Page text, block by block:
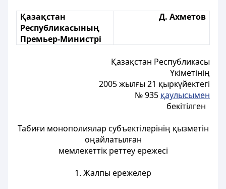
Қазақстан
Республикасының
Премьер-Министрі
Д. Ахметов
Қазақстан Республикасы
Үкiметінің
2005 жылғы 21 қыркүйектегі
№ 935 қаулысымен
бекітілген
Табиғи монополиялар субъектілерiнiң қызметiн
оңайлатылған
мемлекеттік реттеу ережесi
1. Жалпы ережелер